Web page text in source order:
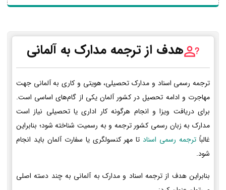
هدف از ترجمه مدارک به آلمانی
ترجمه رسمی اسناد و مدارک تحصیلی، هویتی و کاری به آلمانی جهت
مهاجرت و ادامه تحصیل در کشور آلمان یکی از گام‌های اساسی است.
برای دریافت ویزا و انجام هرگونه کار اداری یا تحصیلی نیاز است
مدارک به زبان رسمی کشور ترجمه و به رسمیت شناخته شود؛ بنابراین
غالباً ترجمه رسمی اسنادتا مهر کنسولگری یا سفارت آلمان باید انجام
شود.
بنابراین هدف از ترجمه اسناد و مدارک به آلمانی به چند دسته اصلی